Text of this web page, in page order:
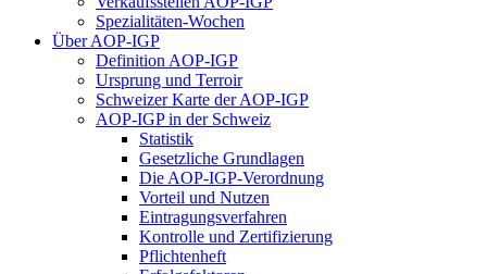
Spezialitäten-Wochen
Über AOP-IGP
Definition AOP-IGP
Ursprung und Terroir
Schweizer Karte der AOP-IGP
AOP-IGP in der Schweiz
Statistik
Gesetzliche Grundlagen
Die AOP-IGP-Verordnung
Vorteil und Nutzen
Eintragungsverfahren
Kontrolle und Zertifizierung
Pflichtenheft